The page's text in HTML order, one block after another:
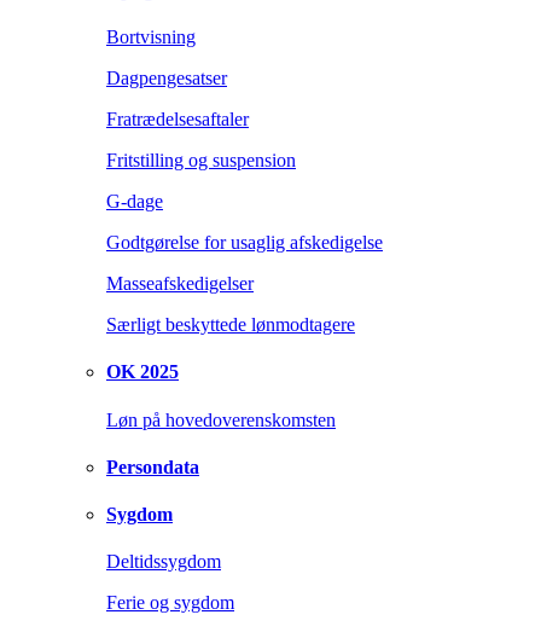
Bortvisning
Dagpengesatser
Fratrædelsesaftaler
Fritstilling og suspension
G-dage
Godtgørelse for usaglig afskedigelse
Masseafskedigelser
Særligt beskyttede lønmodtagere
OK 2025
Løn på hovedoverenskomsten
Persondata
Sygdom
Deltidssygdom
Ferie og sygdom